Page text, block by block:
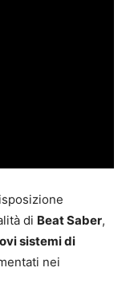
di Beat Saber,
sistemi di
nei